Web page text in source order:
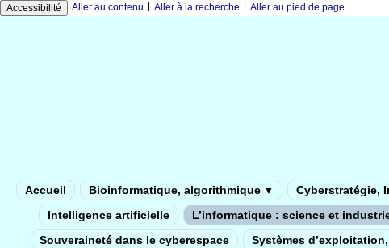
Accessibilité Aller au contenu Aller à la recherche Aller au pied de page
Accueil Bioinformatique, algorithmique ▼ Cyberstratégie,
Intelligence artificielle
L’informatique : science et
Souveraineté dans le cyberespace
Systèmes